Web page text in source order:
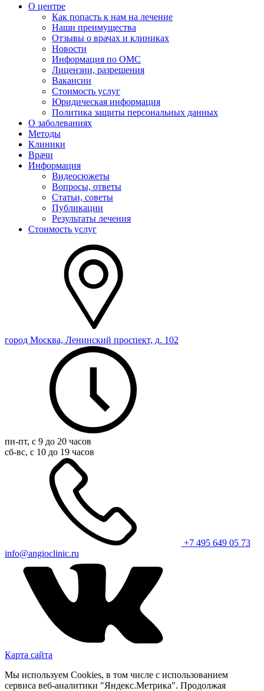
О центре
Как попасть к нам на лечение
Наши преимущества
Отзывы о врачах и клиниках
Новости
Информация по ОМС
Лицензии, разрешения
Вакансии
Стоимость услуг
Юридическая информация
Политика защиты персональных данных
О заболеваниях
Методы
Клиники
Врачи
Информация
Видеосюжеты
Вопросы, ответы
Статьи, советы
Публикации
Результаты лечения
Стоимость услуг
город Москва, Ленинский проспект, д. 102
пн-пт, с 9 до 20 часов
сб-вс, с 10 до 19 часов
+7 495 649 05 73
info@angioclinic.ru
Карта сайта
Мы используем Cookies, в том числе с использованием
сервиса веб-аналитики "Яндекс.Метрика". Продолжая